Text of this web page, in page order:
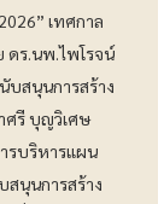
เทศกาล
ดร.นพ.ไพโรจน์
บสนุนการสร้าง
ศรี บุญวิเศษ
รบริหารแผน
นุนการสร้าง